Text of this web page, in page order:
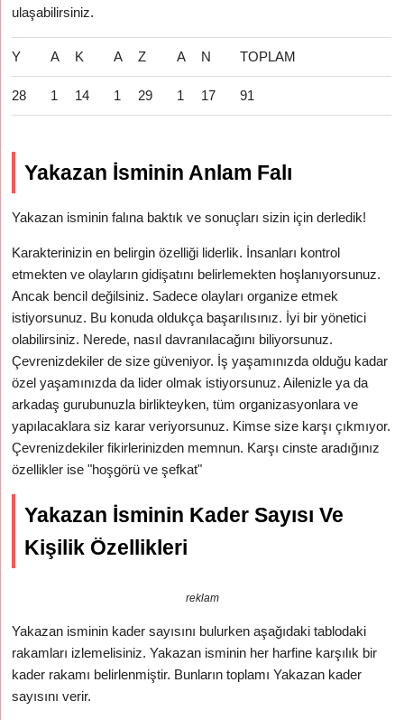
ulaşabilirsiniz.
Y A K A Z A N TOPLAM
28 1 14 1 29 1 17 91
Yakazan İsminin Anlam Falı
Yakazan isminin falına baktık ve sonuçları sizin için derledik!
Karakterinizin en belirgin özelliği liderlik. İnsanları kontrol
etmekten ve olayların gidişatını belirlemekten hoşlanıyorsunuz.
Ancak bencil değilsiniz. Sadece olayları organize etmek
istiyorsunuz. Bu konuda oldukça başarılısınız. İyi bir yönetici
olabilirsiniz. Nerede, nasıl davranılacağını biliyorsunuz.
Çevrenizdekiler de size güveniyor. İş yaşamınızda olduğu kadar
özel yaşamınızda da lider olmak istiyorsunuz. Ailenizle ya da
arkadaş gurubunuzla birlikteyken, tüm organizasyonlara ve
yapılacaklara siz karar veriyorsunuz. Kimse size karşı çıkmıyor.
Çevrenizdekiler fikirlerinizden memnun. Karşı cinste aradığınız
özellikler ise "hoşgörü ve şefkat"
Yakazan İsminin Kader Sayısı Ve
Kişilik Özellikleri
reklam
Yakazan isminin kader sayısını bulurken aşağıdaki tablodaki
rakamları izlemelisiniz. Yakazan isminin her harfine karşılık bir
kader rakamı belirlenmiştir. Bunların toplamı Yakazan kader
sayısını verir.